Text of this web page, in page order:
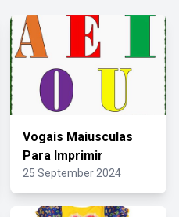
Vogais Maiusculas
Para Imprimir
25 September 2024